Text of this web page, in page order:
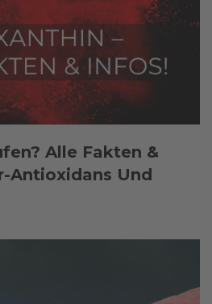
Alle Fakten &
Antioxidans Und